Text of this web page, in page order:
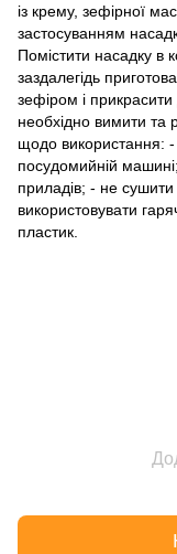
із крему, зефірної
застосуванням
Помістити насадку в
заздалегідь
зефіром і прикрасити
необхідно вимити та
щодо використання: -
посудомийній
приладів; - не
використовувати
пластик.